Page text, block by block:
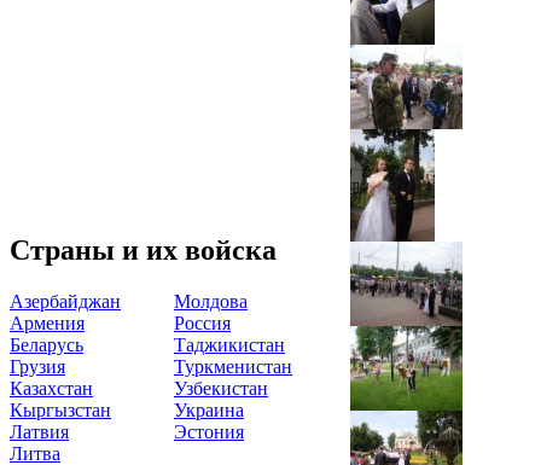
Страны и их войска
Азербайджан
Армения
Беларусь
Грузия
Казахстан
Кыргызстан
Латвия
Литва
Молдова
Россия
Таджикистан
Туркменистан
Узбекистан
Украина
Эстония